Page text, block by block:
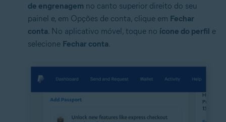
de engrenagem no canto superior direito do seu
painel e, em Opções de conta, clique em Fechar
conta. No aplicativo móvel, toque no ícone do perfil e
selecione Fechar conta.